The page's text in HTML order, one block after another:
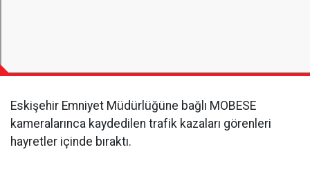
Eskişehir Emniyet Müdürlüğüne bağlı MOBESE
kameralarınca kaydedilen trafik kazaları görenleri
hayretler içinde bıraktı.